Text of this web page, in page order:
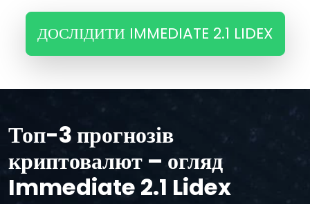
ДОСЛІДИТИ IMMEDIATE 2.1 LIDEX
Топ-3 прогнозів
криптовалют – огляд
Immediate 2.1 Lidex